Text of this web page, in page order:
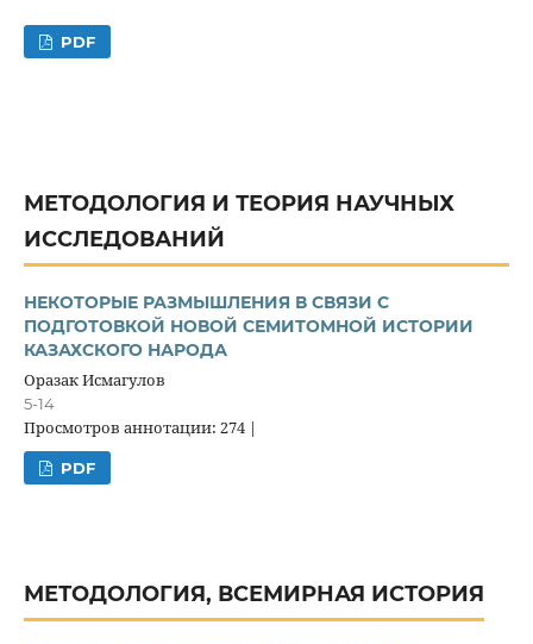
PDF
МЕТОДОЛОГИЯ И ТЕОРИЯ НАУЧНЫХ
ИССЛЕДОВАНИЙ
НЕКОТОРЫЕ РАЗМЫШЛЕНИЯ В СВЯЗИ С
ПОДГОТОВКОЙ НОВОЙ СЕМИТОМНОЙ ИСТОРИИ
КАЗАХСКОГО НАРОДА
Оразак Исмагулов
5-14
Просмотров аннотации: 274 |
PDF
МЕТОДОЛОГИЯ, ВСЕМИРНАЯ ИСТОРИЯ